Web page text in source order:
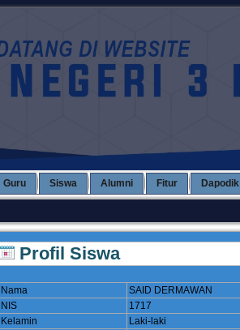
Guru Siswa Alumni Fitur Dapodik
Profil Siswa
Nama
SAID DERMAWAN
NIS
1717
Kelamin
Laki-laki